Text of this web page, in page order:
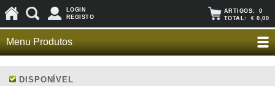
LOGIN
REGISTO
ARTIGOS: 0
TOTAL: € 0,00
Menu Produtos
DISPONÍVEL